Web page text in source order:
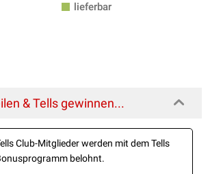
lieferbar
& Tells gewinnen...
Club-Mitglieder werden mit dem Tells
belohnt.